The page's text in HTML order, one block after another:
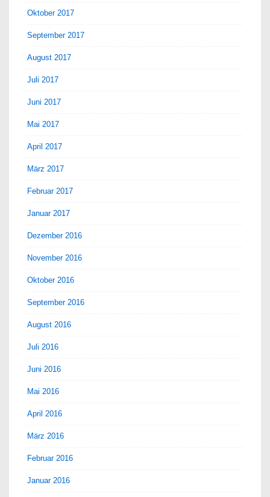
Oktober 2017
September 2017
August 2017
Juli 2017
Juni 2017
Mai 2017
April 2017
März 2017
Februar 2017
Januar 2017
Dezember 2016
November 2016
Oktober 2016
September 2016
August 2016
Juli 2016
Juni 2016
Mai 2016
April 2016
März 2016
Februar 2016
Januar 2016